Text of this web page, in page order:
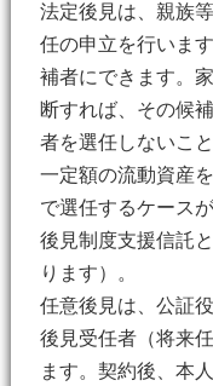
法定後見は、親族
任の申立を行いま
補者にできます。
断すれば、その候
者を選任しないこ
一定額の流動資産
で選任するケース
後見制度支援信託
ります）。
任意後見は、公証
後見受任者（将来
ます。契約後、本